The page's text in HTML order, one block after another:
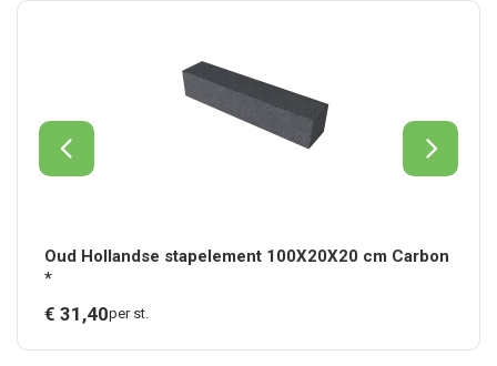
Oud Hollandse stapelement 100X20X20 cm Carbon
*
€ 31,40per st.